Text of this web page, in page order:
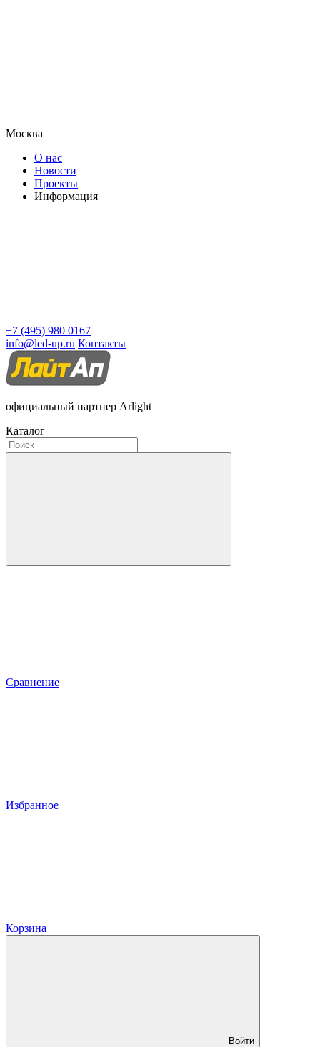
Москва
О нас
Новости
Проекты
Информация
+7 (495) 980 0167
info@led-up.ru Контакты
официальный партнер Arlight
Каталог
Сравнение
Избранное
Корзина
Войти